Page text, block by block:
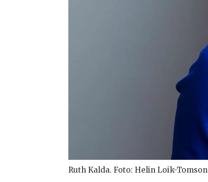
Ruth Kalda. Foto: Helin Loik-Tomson